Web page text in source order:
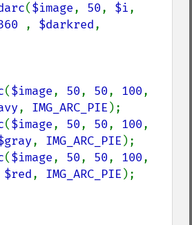
($image, 50, $i
, $darkred
($image, 50, 50, 100
, IMG_ARC_PIE
($image, 50, 50, 100
, IMG_ARC_PIE
($image, 50, 50, 100
$red, IMG_ARC_PIE );